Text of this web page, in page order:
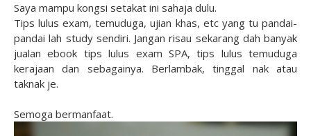
Saya mampu kongsi setakat ini sahaja dulu.
Tips lulus exam, temuduga, ujian khas, etc yang tu pandai-
pandai lah study sendiri. Jangan risau sekarang dah banyak
jualan ebook tips lulus exam SPA, tips lulus temuduga
kerajaan dan sebagainya. Berlambak, tinggal nak atau
taknak je.
Semoga bermanfaat.